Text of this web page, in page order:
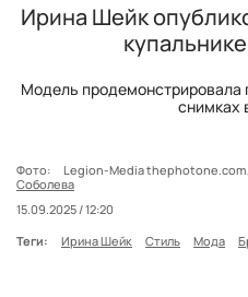
Ирина Шейк
Модель продемонстрировала
снимках
Фото: Legion-Media
Соболева
15.09.2025 / 12:20
Теги:
Ирина Шейк Стиль Мода